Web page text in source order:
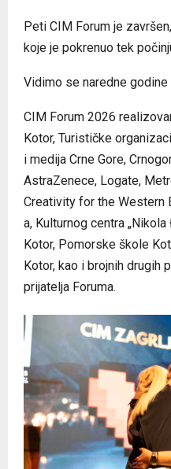
Peti CIM Forum je
koje je pokrenuo tek
Vidimo se naredne godine
CIM Forum 2026
Kotor, Turističke
i medija Crne Gore,
AstraZenece, Logate,
Creativity for the Western
a, Kulturnog centra
Kotor, Pomorske škole
Kotor, kao i brojnih drugih
prijatelja Foruma.